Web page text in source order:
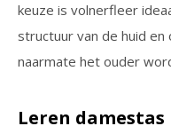
keuze is volnerfleer
structuur van de huid
naarmate het ouder
Leren